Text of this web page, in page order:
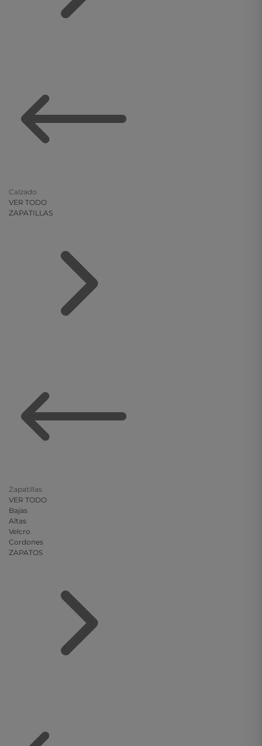
Calzado
VER TODO
ZAPATILLAS
Zapatillas
VER TODO
Bajas
Altas
Velcro
Cordones
ZAPATOS